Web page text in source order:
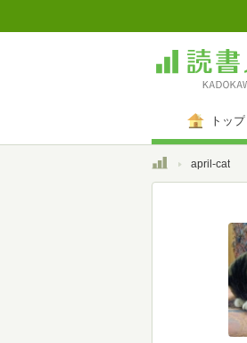
トップ
トップapril-cat